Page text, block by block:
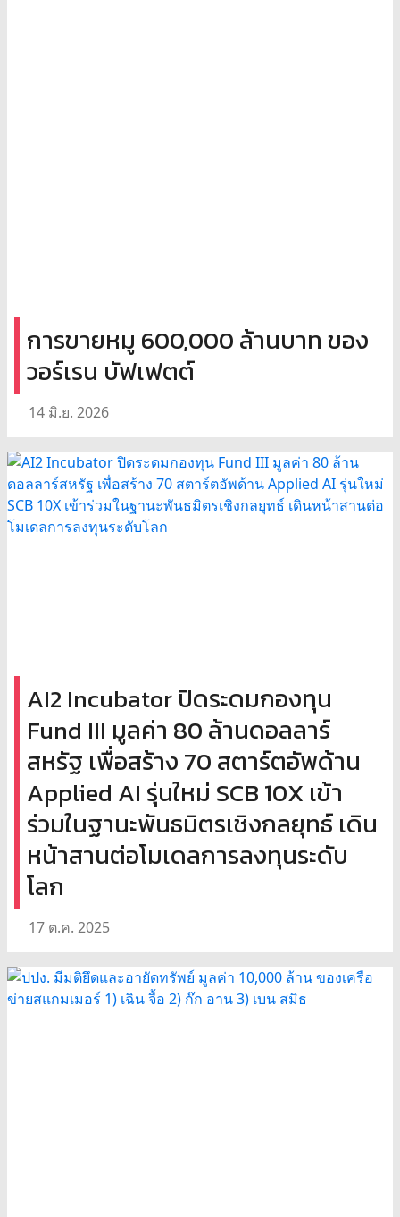
การขายหมู 600,000 ล้านบาท ของ
วอร์เรน บัฟเฟตต์
14 มิ.ย. 2026
AI2 Incubator ปิดระดมกองทุน
Fund III มูลค่า 80 ล้านดอลลาร์
สหรัฐ เพื่อสร้าง 70 สตาร์ตอัพด้าน
Applied AI รุ่นใหม่ SCB 10X เข้า
ร่วมในฐานะพันธมิตรเชิงกลยุทธ์ เดิน
หน้าสานต่อโมเดลการลงทุนระดับ
โลก
17 ต.ค. 2025